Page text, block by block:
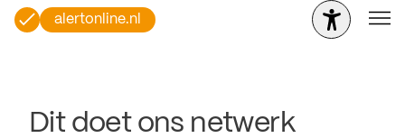
alertonline.nl
Dit doet ons netwerk